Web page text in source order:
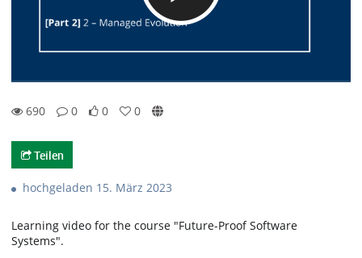
690
0
0
0
Teilen
hochgeladen 15. März 2023
Learning video for the course "Future-Proof Software
Systems".